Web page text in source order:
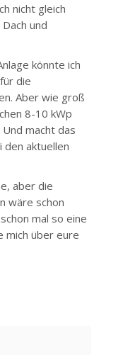
nicht gleich
und
könnte ich
die
Aber wie groß
8-10 kWp
macht das
den aktuellen
aber die
wäre schon
mal so eine
mich über eure